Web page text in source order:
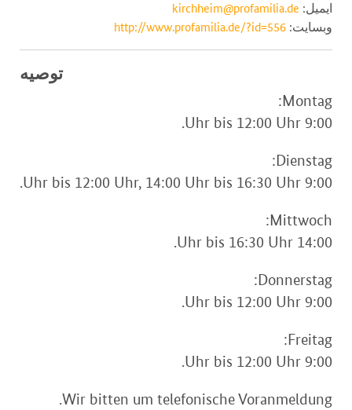
ایمیل: kirchheim@profamilia.de
وبسایت: http://www.profamilia.de/?id=556
توصیه
Montag:
9:00 Uhr bis 12:00 Uhr.
Dienstag:
9:00 Uhr bis 12:00 Uhr, 14:00 Uhr bis 16:30 Uhr.
Mittwoch:
14:00 Uhr bis 16:30 Uhr.
Donnerstag:
9:00 Uhr bis 12:00 Uhr.
Freitag:
9:00 Uhr bis 12:00 Uhr.
Wir bitten um telefonische Voranmeldung.